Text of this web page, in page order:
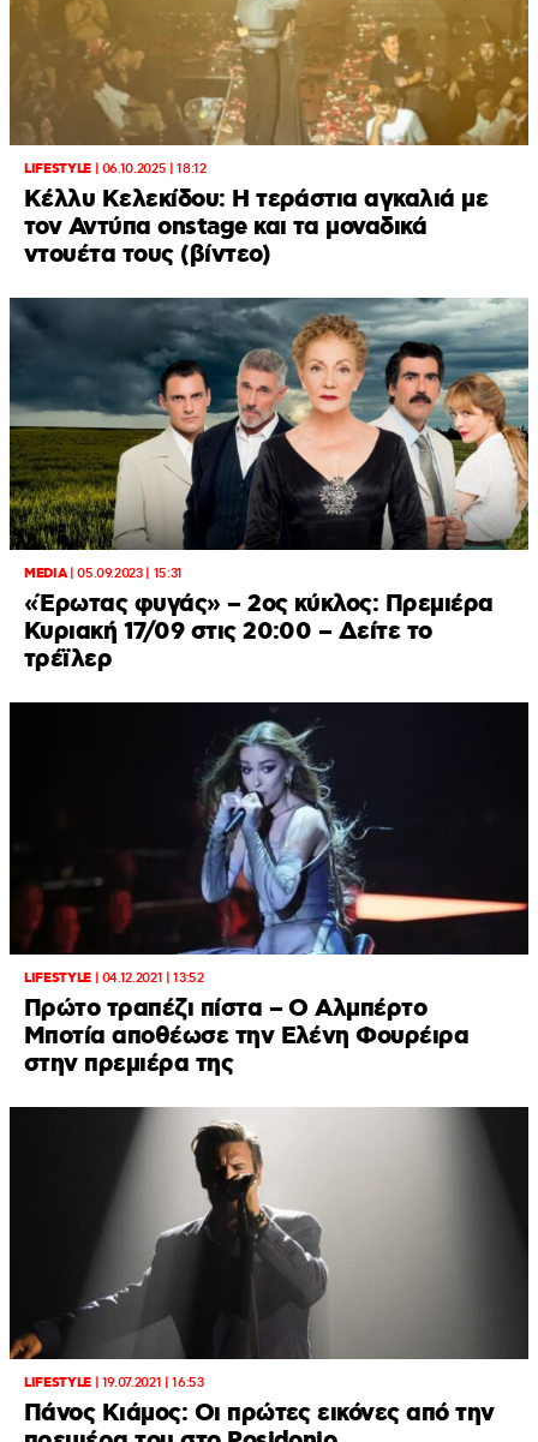
LIFESTYLE| 06.10.2025 | 18:12
Kέλλυ Κελεκίδου: H τεράστια αγκαλιά με
τον Αντύπα onstage και τα μοναδικά
ντουέτα τους (βίντεο)
MEDIA|05.09.2023 | 15:31
«Έρωτας φυγάς» – 2ος κύκλος: Πρεμιέρα
Κυριακή 17/09 στις 20:00 – Δείτε το
τρέϊλερ
LIFESTYLE| 04.12.2021 | 13:52
Πρώτο τραπέζι πίστα – Ο Αλμπέρτο
Μποτία αποθέωσε την Ελένη Φουρέιρα
στην πρεμιέρα της
LIFESTYLE| 19.07.2021 | 16:53
Πάνος Κιάμος: Οι πρώτες εικόνες από την